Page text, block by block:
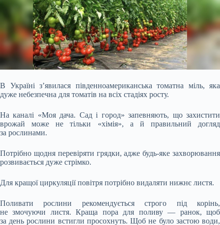
В Україні з’явилася південноамериканська томатна міль, яка
дуже небезпечна для томатів на всіх стадіях росту.
На каналі «Моя дача. Сад і город»запевняють, що захистити
врожай може не тільки «хімія», а й правильний догляд
за рослинами.
Потрібно щодня перевіряти грядки, адже будь-яке захворювання
розвивається дуже стрімко.
Для кращої циркуляції повітря потрібно видаляти нижнє листя.
Поливати рослини рекомендується строго під корінь,
не змочуючи листя. Краща пора для поливу — ранок, щоб
за день рослини встигли просохнуть. Щоб не було застою води,